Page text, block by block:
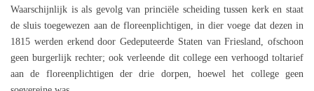
Waarschijnlijk is als gevolg van princiële scheiding tussen kerk en staat
de sluis toegewezen aan de floreenplichtigen, in dier voege dat dezen in
1815 werden erkend door Gedeputeerde Staten van Friesland, ofschoon
geen burgerlijk rechter; ook verleende dit college een verhoogd toltarief
aan de floreenplichtigen der drie dorpen, hoewel het college geen